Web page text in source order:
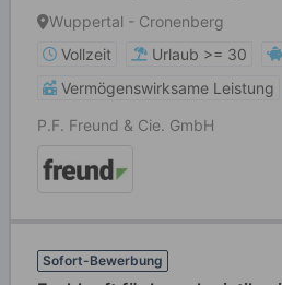
Wuppertal - Cronenberg
Vollzeit
Urlaub >= 30
Vermögenswirksame Leistung
P.F. Freund & Cie. GmbH
Sofort-Bewerbung